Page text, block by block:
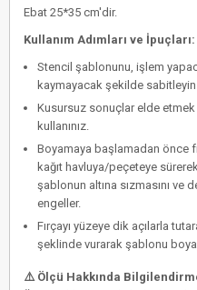
Ebat 25*35 cm'dir.
Kullanım Adımları ve İpuçları:
Stencil şablonunu, işlem
kaymayacak şekilde sabitleyin.
Kusursuz sonuçlar elde etmek
kullanınız.
Boyamaya başlamadan önce
kağıt havluya/peçeteye
şablonun altına sızmasını ve
engeller.
Fırçayı yüzeye dik açılarla
şeklinde vurarak şablonu
⚠️ Ölçü Hakkında